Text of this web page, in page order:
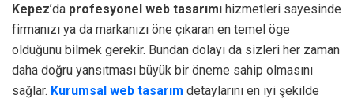
Kepez’da profesyonel web tasarımı hizmetleri sayesinde
firmanızı ya da markanızı öne çıkaran en temel öge
olduğunu bilmek gerekir. Bundan dolayı da sizleri her zaman
daha doğru yansıtması büyük bir öneme sahip olmasını
sağlar. Kurumsal web tasarım detaylarını en iyi şekilde